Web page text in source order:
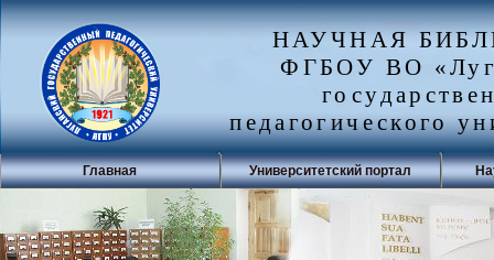
НАУЧНАЯ
ФГБОУ ВО
педагогического
Главная Университетский портал